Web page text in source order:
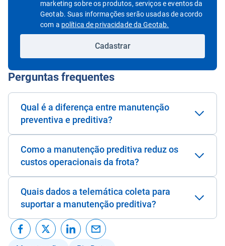
marketing sobre os produtos, serviços e eventos da
Geotab. Suas informações serão usadas de acordo
com a política de privacidade da Geotab.
Cadastrar
Perguntas frequentes
Qual é a diferença entre manutenção
preventiva e preditiva?
Como a manutenção preditiva reduz os
custos operacionais da frota?
Quais dados a telemática coleta para
suportar a manutenção preditiva?